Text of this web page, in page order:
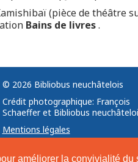
améliorer la convivialité du
(pièce de théâtre
Bains de livres.
© 2026 Bibliobus neuchâtelois
Crédit photographique: François
Schaeffer et Bibliobus
Mentions légales